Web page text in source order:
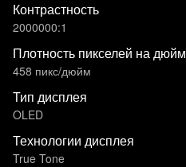
Контрастность
2000000:1
Плотность пикселей на дюйм
458 пикс/дюйм
Тип дисплея
OLED
Технологии дисплея
True Tone